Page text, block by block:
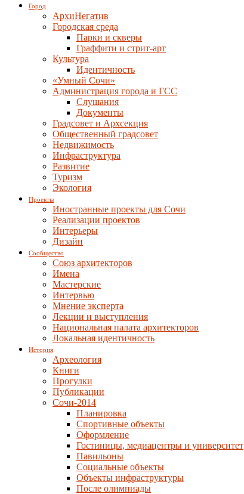
Город
АрхиНегатив
Городская среда
Парки и скверы
Граффити и стрит-арт
Культура
Идентичность
«Умный Сочи»
Администрация города и ГСС
Слушания
Документы
Градсовет и Архсекция
Общественный градсовет
Недвижимость
Инфраструктура
Развитие
Туризм
Экология
Проекты
Иностранные проекты для Сочи
Реализации проектов
Интерьеры
Дизайн
Сообщество
Союз архитекторов
Имена
Мастерские
Интервью
Мнение эксперта
Лекции и выступления
Национальная палата архитекторов
Локальная идентичность
История
Археология
Книги
Прогулки
Публикации
Сочи-2014
Планировка
Спортивные объекты
Оформление
Гостиницы, медиацентры и университет
Павильоны
Социальные объекты
Объекты инфраструктуры
После олимпиады